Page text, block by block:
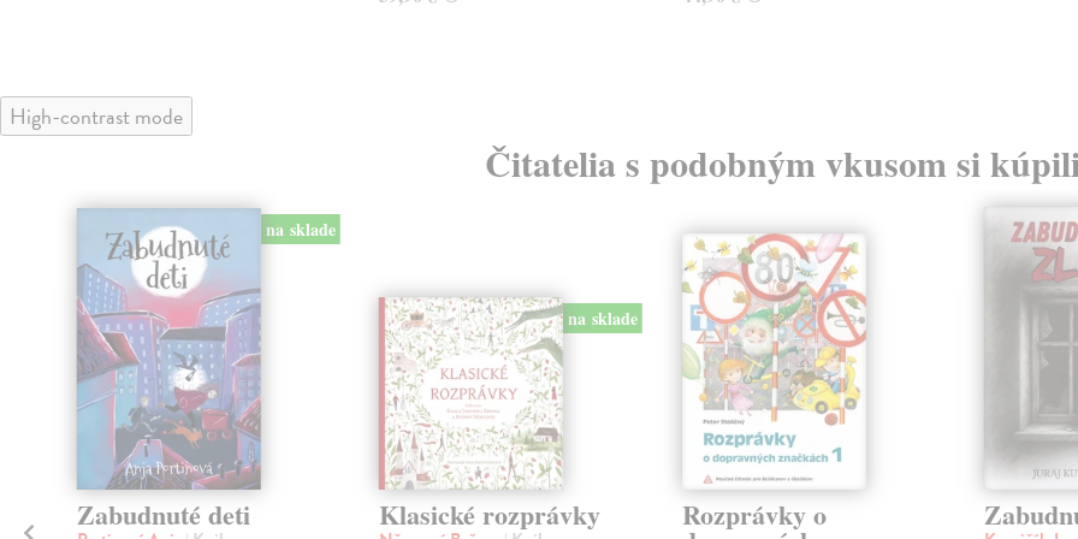
High-contrast mode
Čitatelia s podobným vkusom si
na sklade
Zabudnuté deti
na sklade
Klasické rozprávky Rozprávky o